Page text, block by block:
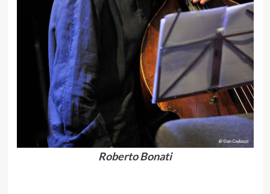
Roberto Bonati